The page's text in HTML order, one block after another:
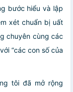
bước hiểu và lập
xét chuẩn bị uất
chuyên cùng các
“các con số của
tôi đã mở rộng